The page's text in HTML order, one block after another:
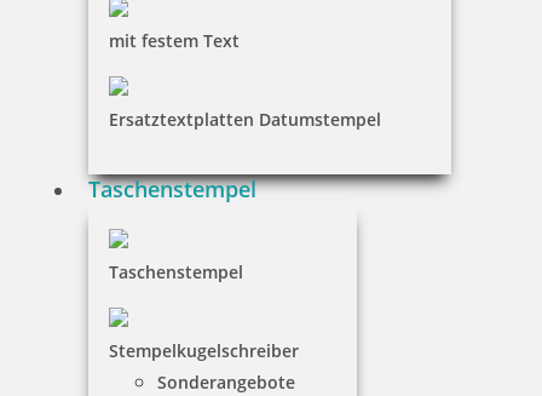
mit festem Text
Ersatztextplatten Datumstempel
Taschenstempel
Taschenstempel
Stempelkugelschreiber
Sonderangebote
Jetzt gestalten
Der Stempelfüllfederhalter "New Promesa" ist ein
praktischer Begleiter für unterwegs, denn er passt in
jede Tasche. Der Stempelfüllfederhalter "New
Promesa" ist ein Federhalter mit einem eingebautem
Ferderhalters abnehmen und schon kommt der
Stempel zum Vorschein. So können Sie unterwegs
ganz leicht Ihre Kontakt- oder Adressdaten